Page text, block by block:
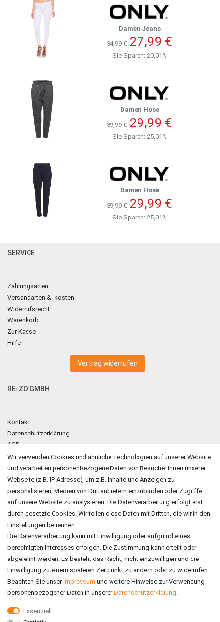
Damen Jeans
34,99 € 27,99 €
Sie Sparen: 20,01%
Damen Hose
39,99 € 29,99 €
Sie Sparen: 25,01%
Damen Hose
39,99 € 29,99 €
Sie Sparen: 25,01%
SERVICE
Zahlungsarten
Versandarten & -kosten
Widerrufsrecht
Warenkorb
Zur Kasse
Hilfe
Vertrag widerrufen
RE-ZO GMBH
Kontakt
Datenschutzerklärung
AGB
Impressum
ZAHLUNGSARTEN
Wir verwenden Cookies und ähnliche Technologien auf unserer Website
und verarbeiten personenbezogene Daten von Besucher:innen unserer
Webseite (z.B. IP-Adresse), um z.B. Inhalte und Anzeigen zu
personalisieren, Medien von Drittanbietern einzubinden oder Zugriffe
auf unsere Website zu analysieren. Die Datenverarbeitung erfolgt erst
durch gesetzte Cookies. Wir teilen diese Daten mit Dritten, die wir in den
Einstellungen benennen.
Die Datenverarbeitung kann mit Einwilligung oder aufgrund eines
berechtigten Interesses erfolgen. Die Zustimmung kann erteilt oder
abgelehnt werden. Es besteht das Recht, nicht einzuwilligen und die
Einwilligung zu einem späteren Zeitpunkt zu ändern oder zu widerrufen.
Beachten Sie unserImpressum und weitere Hinweise zur Verwendung
personenbezogener Daten in unsererDaten­schutz­erklärung.
Essenziell